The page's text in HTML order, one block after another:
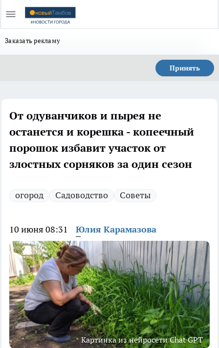
Заказать рекламу
Принять
От одуванчиков и пырея не
останется и корешка - копеечный
порошок избавит участок от
злостных сорняков за один сезон
огород Садоводство Советы
10 июня 08:31 Юлия Карамазова
Картинка из нейросети Chat GPT